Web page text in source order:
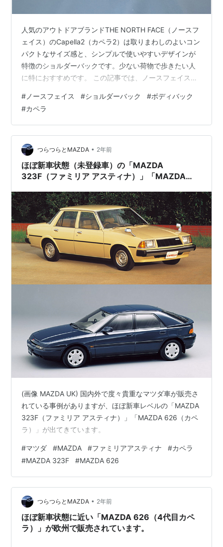
人気のアウトドアブランドTHE NORTH FACE（ノースフ
ェイス）のCapella2（カペラ2）は取りまわしのよいコン
パクトなサイズ感と、シンプルで使いやすいデザインが
特徴のショルダーバックです。少ない荷物で歩きたい人
に特におすすめです。 この記事では、ノースフェイスの
クを20種類以上使ってきた筆者が紹介します！ 【追記】
「カペラ5との違い」を追記しました。 ショルダーバッ
ク ウエストバック カペラ2L ノースフェイス Amazon 楽
天 Yahoo! 筆者のおすすめ度 購入した背景 カペラ2のス
ペック デザインを紹介 正面デザイン 背面…
# ノースフェイス #ショルダーバック #ボディバック
#カペラ
つらつらとMAZDA • 2年前
ほぼ新車状態（未登録車）の「MAZDA
323F（ファミリア アスティナ）」「MAZDA
(画像 MAZDA UK) 国内外で度々貴重なマツダ車が販売さ
れている事例がありますが、ほぼ新車レベルの「MAZDA
323F（ファミリア アスティナ）」「MAZDA 626（カペ
ラ）」が出てきています。
#マツダ #MAZDA #ファミリアアスティナ #カペラ
#MAZDA 323F #MAZDA 626
つらつらとMAZDA • 2年前
ほぼ新車状態に近い「MAZDA 626（4代目カペ
ラ）」が欧州で販売されています。